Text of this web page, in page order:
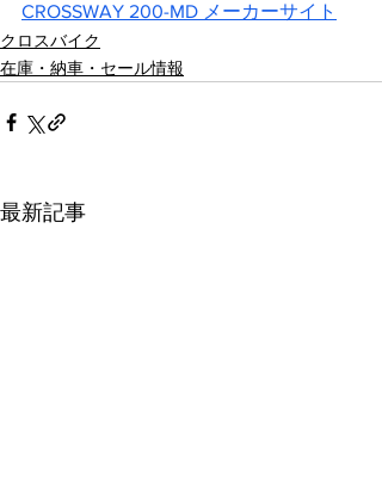
CROSSWAY 200-MD メーカーサイト
クロスバイク
在庫・納車・セール情報
最新記事